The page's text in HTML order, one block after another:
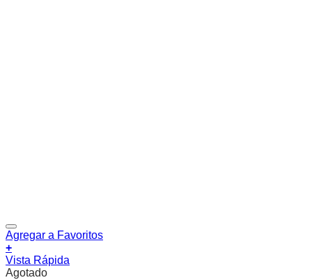
Agregar a Favoritos
+
Vista Rápida
Agotado